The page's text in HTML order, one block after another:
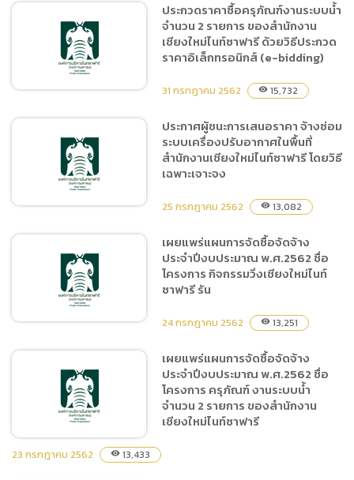
ประกาศผู้ชนะการเสนอราคา
จ้างเหมาบำรุงรักษาระบบ
เครื่องกำเนิดไฟฟ้าสำรอง โดย
วิธีเฉพาะเจาะจง
ประกวดราคาซื้อครุภัณฑ์งาน
ระบบน้ำจำนวน 2 รายการ
ของสำนักงานเชียงใหม่ไนท์
ซาฟารี ด้วยวิธีประกวดราคา
ประกวดราคาซื้อครุภัณฑ์งานระบบน้ำ
จำนวน 2 รายการ ของสำนักงาน
เชียงใหม่ไนท์ซาฟารี ด้วยวิธีประกวด
ราคาอิเล็กทรอนิกส์ (e-bidding)
31 กรกฎาคม 2562 visibility 15,732
ประกาศผู้ชนะการเสนอราคา
จ้างซ่อมระบบเครื่องปรับ
อากาศในพื้นที่สำนักงานเชียง
ใหม่ไนท์ซาฟารี โดยวิธีเฉพาะ
ประกาศผู้ชนะการเสนอราคา จ้างซ่อม
ระบบเครื่องปรับอากาศในพื้นที่
สำนักงานเชียงใหม่ไนท์ซาฟารี โดยวิธี
เฉพาะเจาะจง
25 กรกฎาคม 2562 visibility 13,082
เผยแพร่แผนการจัดซื้อจัดจ้าง
ประจำปีงบประมาณ
พ.ศ.2562 ชื่อโครงการ
กิจกรรมวิ่งเชียงใหม่ไนท์
ซาฟารี รัน
เผยแพร่แผนการจัดซื้อจัดจ้าง
ประจำปีงบประมาณ พ.ศ.2562 ชื่อ
โครงการ กิจกรรมวิ่งเชียงใหม่ไนท์
ซาฟารี รัน
24 กรกฎาคม 2562 visibility 13,251
เผยแพร่แผนการจัดซื้อจัดจ้าง
ประจำปีงบประมาณ พ.ศ.2562 ชื่อ
โครงการ ครุภัณฑ์ งานระบบน้ำ
จำนวน 2 รายการ ของสำนักงาน
เชียงใหม่ไนท์ซาฟารี
23 กรกฎาคม 2562 visibility 13,433